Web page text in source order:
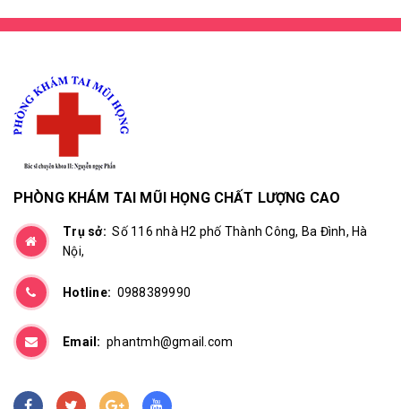
PHÒNG KHÁM TAI MŨI HỌNG CHẤT LƯỢNG CAO
Trụ sở:Số 116 nhà H2 phố Thành Công, Ba Đình, Hà
Nội,
Hotline: 0988389990
Email: phantmh@gmail.com